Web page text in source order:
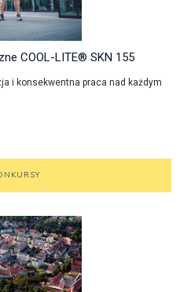
COOL-LITE® SKN 155
i konsekwentna praca nad każdym